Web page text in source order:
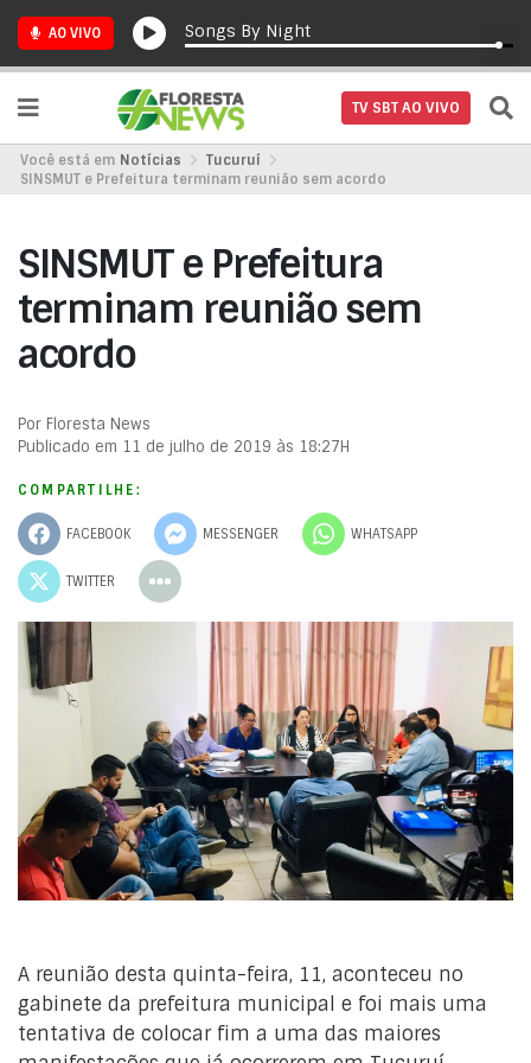
AO VIVO Songs By Night
TV SBT AO VIVO
Você está em Notícias
Tucuruí
SINSMUT e Prefeitura terminam reunião sem acordo
SINSMUT e Prefeitura
terminam reunião sem
acordo
Por Floresta News
Publicado em 11 de julho de 2019 às 18:27H
COMPARTILHE:
FACEBOOK MESSENGER WHATSAPP
TWITTER
A reunião desta quinta-feira, 11, aconteceu no
gabinete da prefeitura municipal e foi mais uma
tentativa de colocar fim a uma das maiores